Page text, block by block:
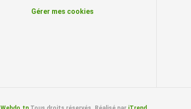
Gérer mes cookies